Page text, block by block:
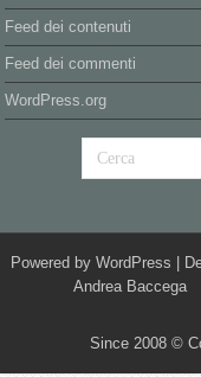
Feed dei contenuti
Feed dei commenti
WordPress.org
Powered by WordPress |
Andrea Baccega
Since 2008 ©